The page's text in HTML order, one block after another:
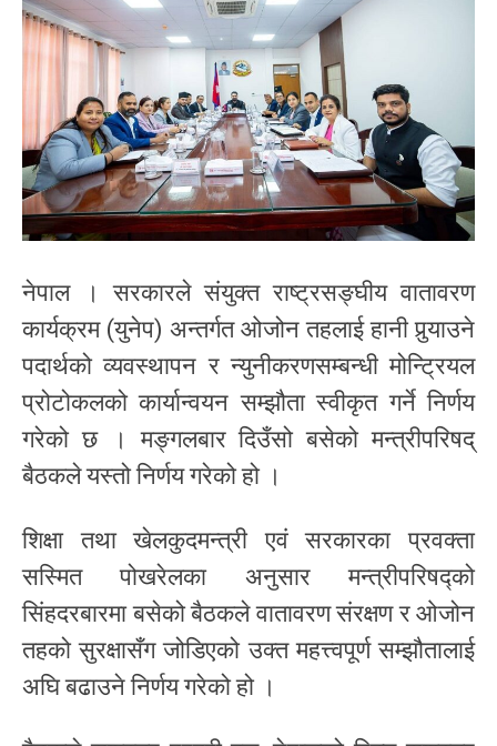
नेपाल । सरकारले संयुक्त राष्ट्रसङ्घीय वातावरण
कार्यक्रम (युनेप) अन्तर्गत ओजोन तहलाई हानी पुर्‍याउने
पदार्थको व्यवस्थापन र न्युनीकरणसम्बन्धी मोन्ट्रियल
प्रोटोकलको कार्यान्वयन सम्झौता स्वीकृत गर्ने निर्णय
गरेको छ । मङ्गलबार दिउँसो बसेको मन्त्रीपरिषद्
बैठकले यस्तो निर्णय गरेको हो ।
शिक्षा तथा खेलकुदमन्त्री एवं सरकारका प्रवक्ता
सस्मित पोखरेलका अनुसार मन्त्रीपरिषद्को
सिंहदरबारमा बसेको बैठकले वातावरण संरक्षण र ओजोन
तहको सुरक्षासँग जोडिएको उक्त महत्त्वपूर्ण सम्झौतालाई
अघि बढाउने निर्णय गरेको हो ।